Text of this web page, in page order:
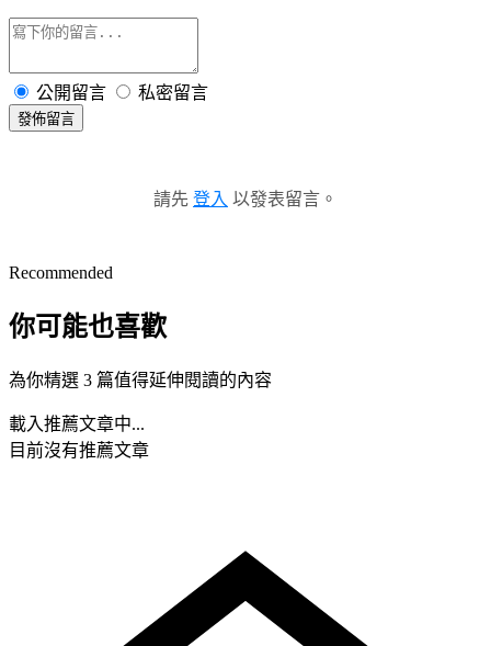
公開留言 私密留言
發佈留言
請先 登入 以發表留言。
Recommended
你可能也喜歡
為你精選 3 篇值得延伸閱讀的內容
載入推薦文章中...
目前沒有推薦文章